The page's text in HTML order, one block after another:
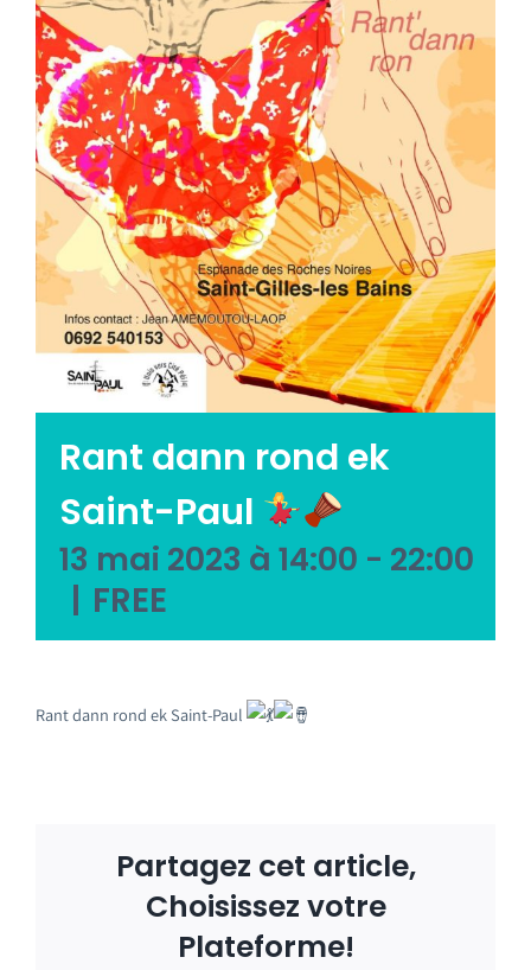
Emploi tourisme
Contact
Rant dann rond ek
Saint-Paul
13 mai 2023 à 14:00 - 22:00
| FREE
Rant dann rond ek Saint-Paul
Partagez cet article,
Choisissez votre
Plateforme!